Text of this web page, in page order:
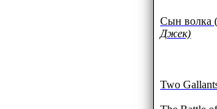
Сын волка
Джек)
Two